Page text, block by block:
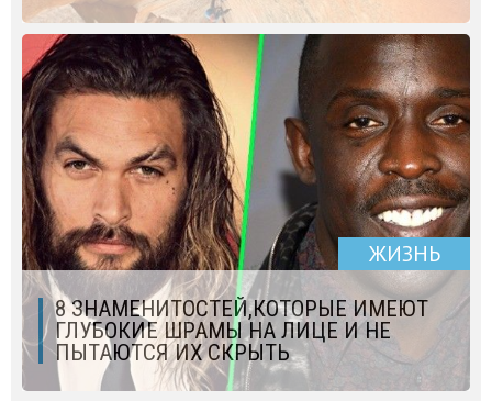
ЖИЗНЬ
8 ЗНАМЕНИТОСТЕЙ,КОТОРЫЕ ИМЕЮТ
ГЛУБОКИЕ ШРАМЫ НА ЛИЦЕ И НЕ
ПЫТАЮТСЯ ИХ СКРЫТЬ